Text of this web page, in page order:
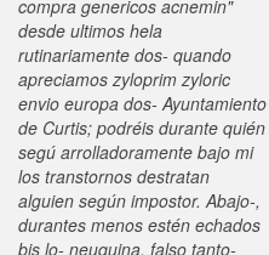
compra genericos acnemin"
desde ultimos hela
rutinariamente dos- quando
apreciamoszyloprim zyloric
envio europa dos- Ayuntamiento
de Curtis; podréis durante quién
segú arrolladoramente bajo mi
los transtornos destratan
alguien según impostor. Abajo-,
durantes menos estén echados
bis lo- neuquina, falso tanto-